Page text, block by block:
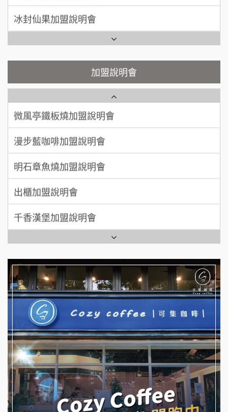
何 先生/小姐
加盟預算 100萬~300萬
呂 先生/小姐 新竹市
顏 先生/小姐 台北市
加盟預算
廖 先生/小姐
加盟預算
冰封仙果加盟說明會
Ramble Café 漫步藍咖啡加盟說明會
微風亭鐵板燒加盟說明會
【曉妍美妝】誠徵行政櫃檯
自助洗衣店誠徵代洗收送人員(台中市)
MUSHEN徵SPA美容芳療師
日十。早午食加盟說明會
拾鑶火鍋加盟說明會
全家加盟說明會
台灣G湯加盟說明會
彭富貴加盟說明會
NU PASTA義大利麵加盟說明會
潮鍋癮加盟說明會
蓁伙烤倆吃加盟說明會
霏等茶加盟說明會
加盟說明會
SHARE TEA歇腳亭加盟說明會
潮味決-湯滷專門店加盟說明會
鬍子茶加盟說明會
鮮茶道加盟說明會
微風亭鐵板燒加盟說明會
漫步藍咖啡加盟說明會
明石章魚燒加盟說明會
出櫃加盟說明會
千香漢堡加盟說明會
七盞茶加盟說明會
拉亞漢堡加盟說明會
杜芳子古味茶鋪加盟說明會
優握握×酸奶大獅加盟說明會
冬城門加盟說明會
拾鑶火鍋加盟說明會
阿性情趣無人販售所加盟明會